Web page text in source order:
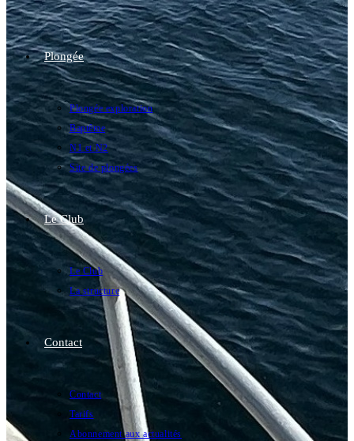
Plongée
Plongée exploration
Baptême
N1 et N2
Site de plongées
Le Club
Le Club
La structure
Contact
Contact
Tarifs
Abonnement aux actualités